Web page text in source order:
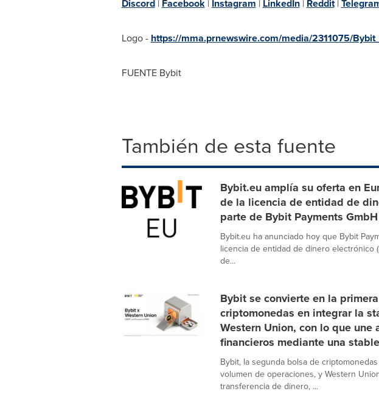
Discord| Facebook| Instagram | LinkedIn| Reddit|
Logo - https://mma.prnewswire.com/media/2311075/
FUENTE Bybit
También de esta fuente
Bybit.eu amplía su oferta en
de la licencia de entidad de
parte de Bybit Payments GmbH
Bybit.eu ha anunciado hoy que Bybit
licencia de entidad de dinero electrónico
de...
Bybit se convierte en la
criptomonedas en integrar la
Western Union, con lo que une
financieros mediante una
Bybit, la segunda bolsa de
volumen de operaciones, y Western
transferencia de dinero, ...